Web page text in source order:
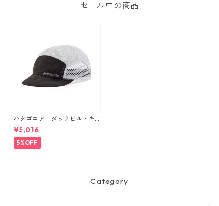
セール中の商品
パタゴニア ダックビル・キ
ャップ （カラー Black） Pat
agonia Duckbill Cap 日本正
¥5,016
5%OFF
Category